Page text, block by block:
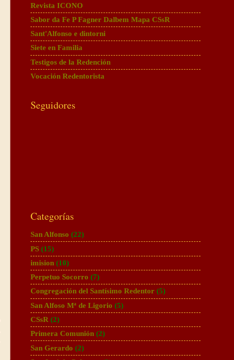
Revista ICONO
Sabor da Fe P Fagner Dalbem Mapa CSsR
Sant'Alfonso e dintorni
Siete en Familia
Testigos de la Redención
Vocación Redentorista
Seguidores
Categorías
San Alfonso (22)
PS (15)
imision (10)
Perpetuo Socorro (7)
Congregación del Santísimo Redentor (5)
San Alfoso Mª de Ligorio (5)
CSsR (2)
Primera Comunión (2)
San Gerardo (2)